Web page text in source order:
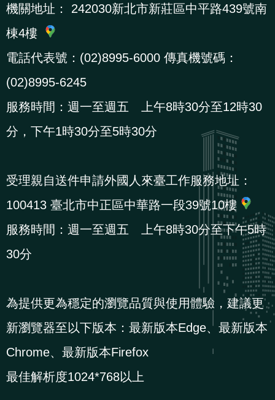
機關地址：
242030新北市新莊區中平路439號南
棟4樓
電話代表號：(02)8995-6000 傳真機號碼：
(02)8995-6245
服務時間：週一至週五 上午8時30分至12時30
分，下午1時30分至5時30分
受理親自送件申請外國人來臺工作服務地址：
100413 臺北市中正區中華路一段39號10樓
服務時間：週一至週五 上午8時30分至下午5時
30分
為提供更為穩定的瀏覽品質與使用體驗，建議更
新瀏覽器至以下版本：最新版本Edge、最新版本
Chrome、最新版本Firefox
最佳解析度1024*768以上